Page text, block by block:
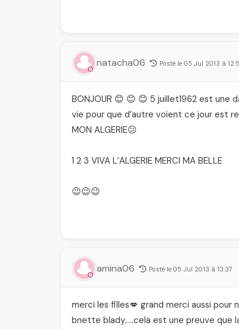
natacha06 Posté le 05 Jul 2013 à
BONJOUR 😊 😊 😊 5 juillet1962 est
vie pour que d’autre voient ce jour est
MON ALGERIE😕
1 2 3 VIVA L’ALGERIE MERCI MA BELLE
😉😉😉
amina06 Posté le 05 Jul 2013 à 13:37
merci les filles💋 grand merci aussi pour
bnette blady…..cela est une preuve